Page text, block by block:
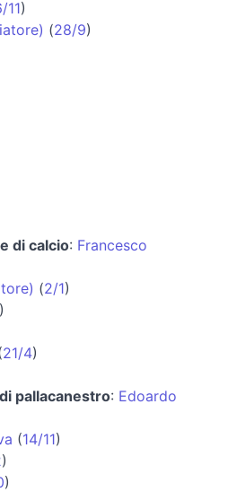
11)
(28/9)
di calcio: Francesco
(2/1)
)
21/4)
pallacanestro: Edoardo
(14/11)
)
)